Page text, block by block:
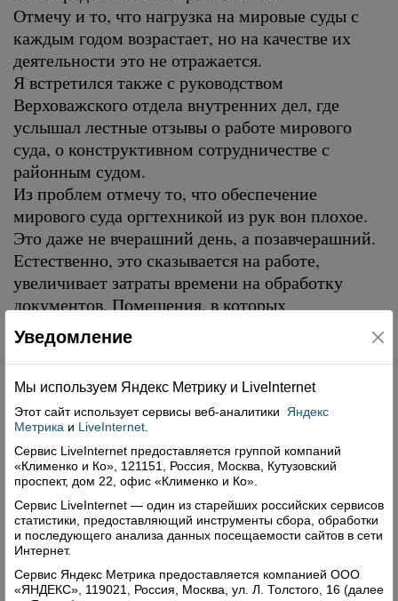
Отмечу и то, что нагрузка на мировые суды с
каждым годом возрастает, но на качестве их
деятельности это не отражается.
Я встретился также с руководством
Верховажского отдела внутренних дел, где
услышал лестные отзывы о работе мирового
суда, о конструктивном сотрудничестве с
районным судом.
Из проблем отмечу то, что обеспечение
мирового суда оргтехникой из рук вон плохое.
Это даже не вчерашний день, а позавчерашний.
Естественно, это сказывается на работе,
увеличивает затраты времени на обработку
документов. Помещения, в которых
располагается мировой суд, достаточно
просторные, но косметические ремонт не
помешал бы, особенно нужна замена оконных
рам.
Конечно, для этого потребуются определенные
затраты. Об изыскании средств пойдет речь на
одной из сессий ЗСО, когда подведем
окончательные итоги выездных заседаний
нашего комитета.
Татьяна Погожева.
Фото Натальи Соломатовой.
Поделиться
Уведомление
Мы используем Яндекс Метрику и Livelnternet
Этот сайт использует сервисы веб-аналитики
Яндекс
Метрика и LiveInternet
Сервис LiveInternet предоставляется группой компаний
«Клименко и Ко», 121151, Россия, Москва, Кутузовский
проспект, дом 22, офис «Клименко и Ко».
Сервис LiveInternet — один из старейших российских сервисов
статистики, предоставляющий инструменты сбора, обработки
и последующего анализа данных посещаемости сайтов в сети
Интернет.
Сервис Яндекс Метрика предоставляется компанией ООО
«ЯНДЕКС», 119021, Россия, Москва, ул. Л. Толстого, 16 (далее